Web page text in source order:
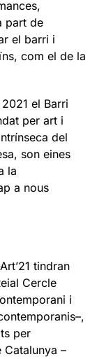
part de
el barri i
com el de la
2021 el Barri
per art i
del
son eines
la
a nous
tindran
Cercle
i
per
Catalunya –